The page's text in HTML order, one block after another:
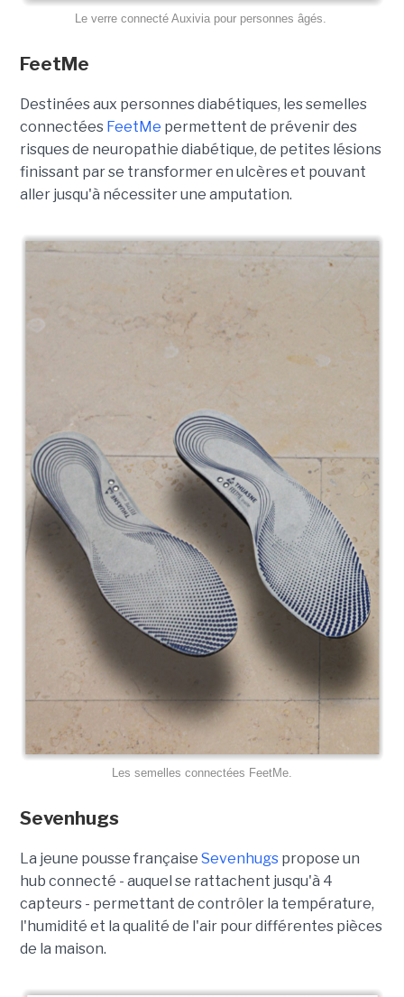
Le verre connecté Auxivia pour personnes âgés.
FeetMe
Destinées aux personnes diabétiques, les semelles
connectées FeetMe permettent de prévenir des
risques de neuropathie diabétique, de petites lésions
finissant par se transformer en ulcères et pouvant
aller jusqu'à nécessiter une amputation.
Les semelles connectées FeetMe.
Sevenhugs
La jeune pousse française Sevenhugspropose un
hub connecté - auquel se rattachent jusqu'à 4
capteurs - permettant de contrôler la température,
l'humidité et la qualité de l'air pour différentes pièces
de la maison.